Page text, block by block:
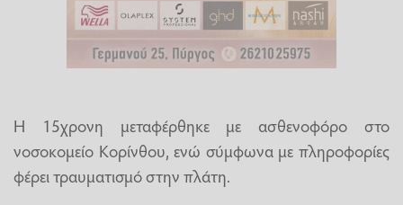
Η 15χρονη μεταφέρθηκε με ασθενοφόρο στο
νοσοκομείο Κορίνθου, ενώ σύμφωνα με πληροφορίες
φέρει τραυματισμό στην πλάτη.